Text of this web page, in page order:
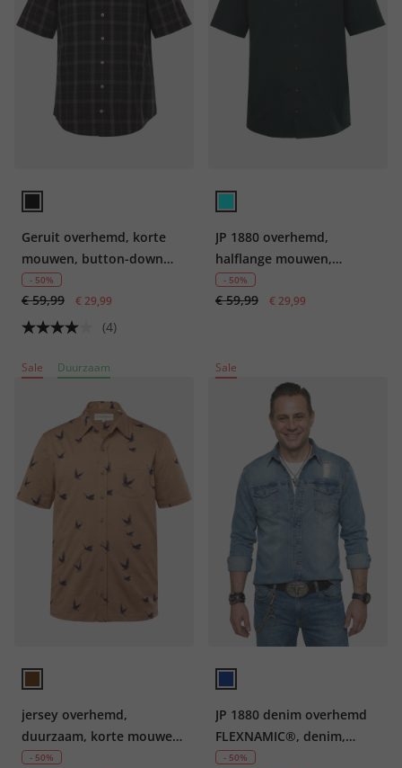
Geruit overhemd, korte
mouwen, button-down
kraag, modern fit
- 50%
€ 59,99 € 29,99
(4)
JP 1880 overhemd,
halflange mouwen,
bloemenprint, Cubaanse
kraag, Cubaanse fit, tot
- 50%
€ 59,99 € 29,99
Sale Duurzaam
jersey overhemd,
duurzaam, korte mouwen,
Modern Basic Fit, GOTS-
- 50%
Sale
JP 1880 denim overhemd
FLEXNAMIC®, denim,
lange mouwen, kentkraag,
- 50%